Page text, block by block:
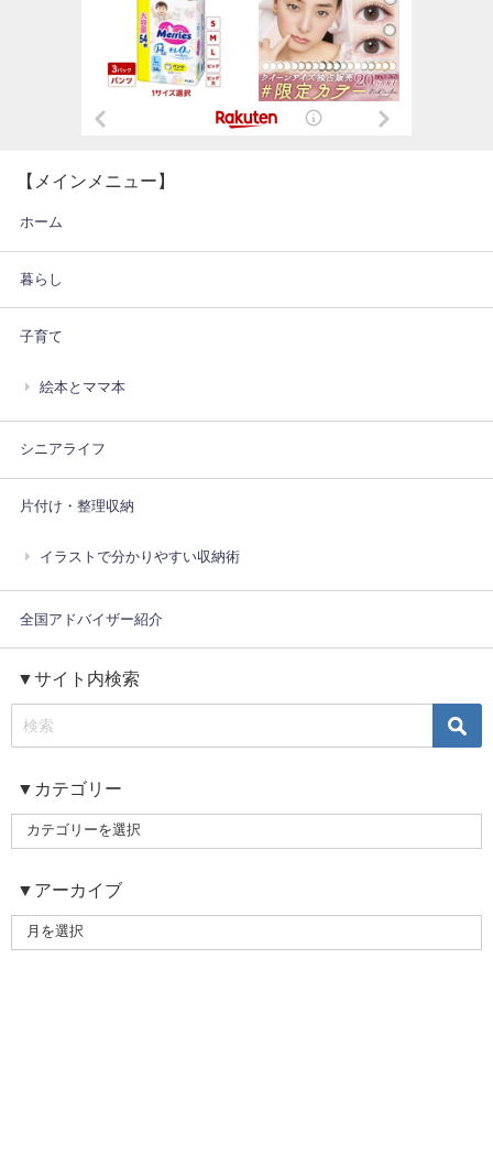
【メインメニュー】
ホーム
暮らし
子育て
絵本とママ本
シニアライフ
片付け・整理収納
イラストで分かりやすい収納術
全国アドバイザー紹介
▼サイト内検索
▼カテゴリー
▼アーカイブ